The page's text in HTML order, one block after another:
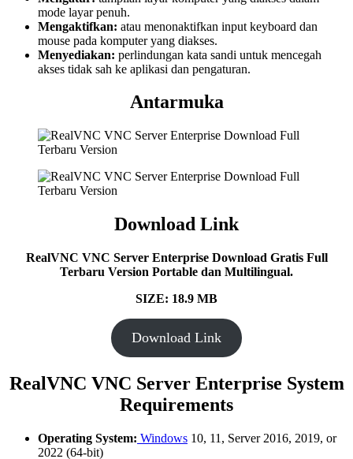
mode layar penuh.
Mengaktifkan: atau menonaktifkan input keyboard dan
mouse pada komputer yang diakses.
Menyediakan: perlindungan kata sandi untuk mencegah
akses tidak sah ke aplikasi dan pengaturan.
Antarmuka
Download Link
RealVNC VNC Server Enterprise Download Gratis Full
Terbaru Version Portable dan Multilingual.
SIZE: 18.9 MB
Download Link
RealVNC VNC Server Enterprise System
Requirements
Operating System: Windows 10, 11, Server 2016, 2019, or
2022 (64-bit)